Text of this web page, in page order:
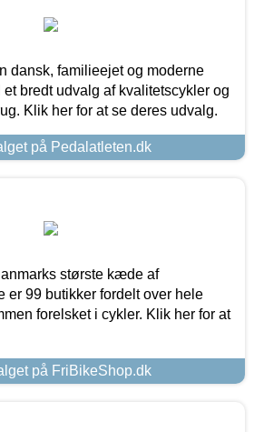
dansk, familieejet og moderne
bredt udvalg af kvalitetscykler og
Klik her for at se deres udvalg.
på Pedalatleten.dk
største kæde af
er 99 butikker fordelt over hele
forelsket i cykler. Klik her for at
på FriBikeShop.dk